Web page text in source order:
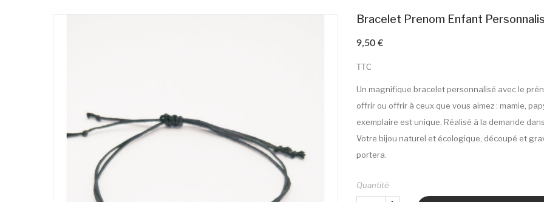
Bracelet Prenom Enfant
9,50 €
TTC
Un magnifique bracelet personnalisé avec le
offrir ou offrir à ceux que vous aimez : mamie,
exemplaire est unique. Réalisé à la demande
Votre bijou naturel et écologique, découpé et
portera.
Quantité